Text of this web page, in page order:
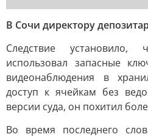
В Сочи директору
Следствие установило,
использовал запасные
видеонаблюдения в
доступ к ячейкам без
версии суда, он похитил
Во время последнего